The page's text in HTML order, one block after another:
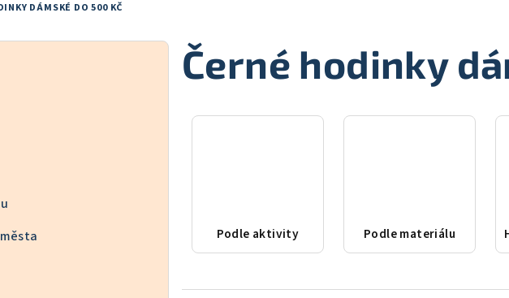
DÁMSKÉ DO 500 KČ
Černé hodinky
Podle aktivity Podle materiálu